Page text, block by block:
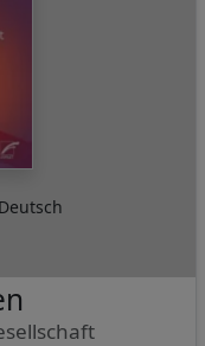
Deutsch